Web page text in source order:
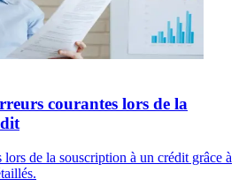
courantes lors de la
de la souscription à un crédit grâce à